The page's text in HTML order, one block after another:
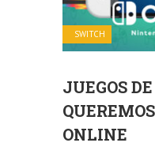
SWITCH
JUEGOS
ONLINE